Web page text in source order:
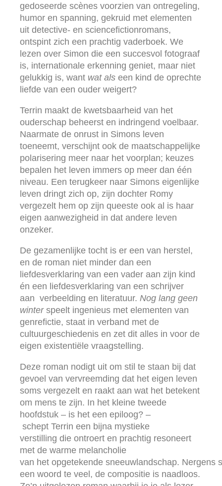
gedoseerde scènes voorzien van ontregeling,
humor en spanning, gekruid met elementen
uit detective- en sciencefictionromans,
ontspint zich een prachtig vaderboek. We
lezen over Simon die een succesvol fotograaf
is, internationale erkenning geniet, maar niet
gelukkig is, want wat als een kind de oprechte
liefde van een ouder weigert?
Terrin maakt de kwetsbaarheid van het
ouderschap beheerst en indringend voelbaar.
Naarmate de onrust in Simons leven
toeneemt, verschijnt ook de maatschappelijke
polarisering meer naar het voorplan; keuzes
bepalen het leven immers op meer dan één
niveau. Een terugkeer naar Simons eigenlijke
leven dringt zich op, zijn dochter Romy
vergezelt hem op zijn queeste ook al is haar
eigen aanwezigheid in dat andere leven
onzeker.
De gezamenlijke tocht is er een van herstel,
en de roman niet minder dan een
liefdesverklaring van een vader aan zijn kind
én een liefdesverklaring van een schrijver
aan verbeelding en literatuur. Nog lang geen
winterspeelt ingenieus met elementen van
genrefictie, staat in verband met de
cultuurgeschiedenis en zet dit alles in voor de
eigen existentiële vraagstelling.
Deze roman nodigt uit om stil te staan bij dat
gevoel van vervreemding dat het eigen leven
soms vergezelt en raakt aan wat het betekent
om mens te zijn. In het kleine tweede
hoofdstuk – is het een epiloog? –
schept Terrin een bijna mystieke
verstilling die ontroert en prachtig resoneert
met de warme melancholie
van het opgetekende sneeuwlandschap. Nergens
een woord te veel, de compositie is naadloos.